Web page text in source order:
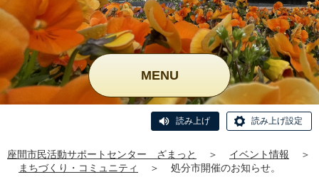
MENU
読み上げ 読み上げ設定
座間市民活動サポートセンター ざまっと ＞ イベント情報
＞
まちづくり・コミュニティ
＞ 処分市開催のお知らせ。